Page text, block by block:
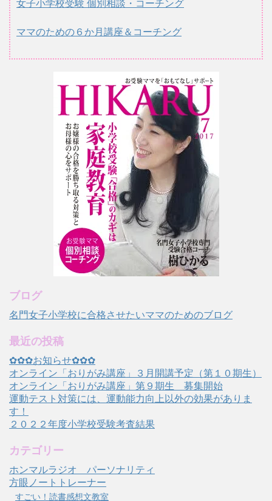
女子小学校受験 個別相談・コーチング
ママのための６か月講座＆コーチング
ブログ
名門女子小学校に合格させたいママのためのブログ
最近の投稿
✿✿✿お知らせ✿✿✿
オンライン「おりがみ講座」３月開講予定（第１０期生）
オンライン「おりがみ講座」第９期生 募集開始
運動テスト対策には、運動能力向上以外の効果がありま
す！
２０２２年度小学校受験考査結果
カテゴリー
ホンマルラジオ パーソナリティ
方眼ノートトレーナー
すごい！読書感想文教室